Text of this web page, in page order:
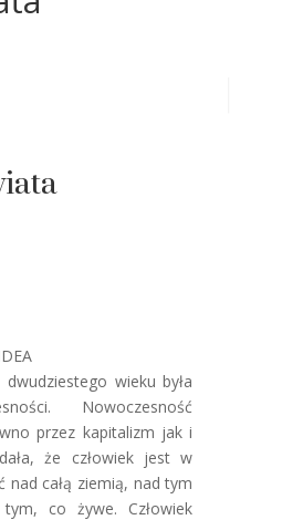
wieku była
Nowoczesność
przez kapitalizm jak i
że człowiek jest w
nad całą ziemią, nad tym
co żywe. Człowiek